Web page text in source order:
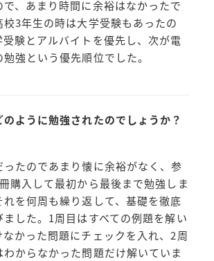
で、あまり時間に余裕はなかったで
校3年生の時は大学受験もあったの
受験とアルバイトを優先し、次が電
強という優先順位でした。
のように勉強されたのでしょうか？
ったのであまり懐に余裕がなく、参
購入して最初から最後まで勉強しま
れを何周も繰り返して、基礎を徹底
ました。1周目はすべての例題を解い
なかった問題にチェックを入れ、2周
わからなかった問題だけ解いていま